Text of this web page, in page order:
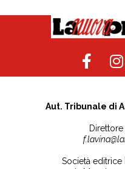
Aut. Tribunale di
Direttore
Società editrice